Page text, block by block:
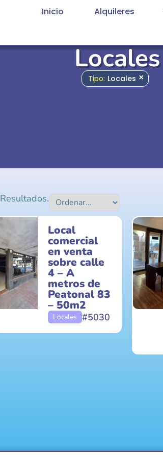
Inicio Alquileres
Locales
Tipo: Locales ×
Resultados.
Local
comercial
en venta
sobre calle
4 – A
metros de
Peatonal 83
– 50m2
Locales #5030